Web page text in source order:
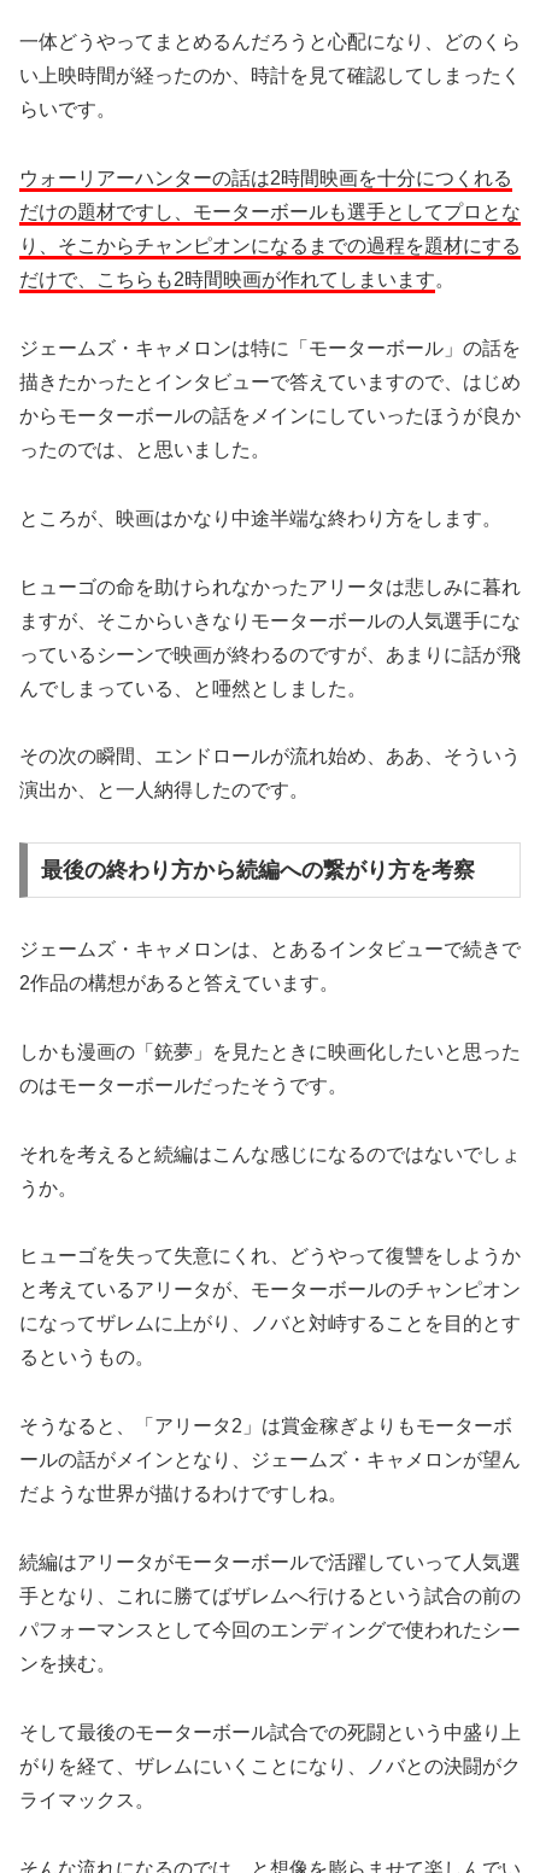
一体どうやってまとめるんだろうと心配になり、どのくら
い上映時間が経ったのか、時計を見て確認してしまったく
らいです。
ウォーリアーハンターの話は2時間映画を十分につくれる
だけの題材ですし、モーターボールも選手としてプロとな
り、そこからチャンピオンになるまでの過程を題材にする
だけで、こちらも2時間映画が作れてしまいます。
ジェームズ・キャメロンは特に「モーターボール」の話を
描きたかったとインタビューで答えていますので、はじめ
からモーターボールの話をメインにしていったほうが良か
ったのでは、と思いました。
ところが、映画はかなり中途半端な終わり方をします。
ヒューゴの命を助けられなかったアリータは悲しみに暮れ
ますが、そこからいきなりモーターボールの人気選手にな
っているシーンで映画が終わるのですが、あまりに話が飛
んでしまっている、と唖然としました。
その次の瞬間、エンドロールが流れ始め、ああ、そういう
演出か、と一人納得したのです。
最後の終わり方から続編への繋がり方を考察
ジェームズ・キャメロンは、とあるインタビューで続きで
2作品の構想があると答えています。
しかも漫画の「銃夢」を見たときに映画化したいと思った
のはモーターボールだったそうです。
それを考えると続編はこんな感じになるのではないでしょ
うか。
ヒューゴを失って失意にくれ、どうやって復讐をしようか
と考えているアリータが、モーターボールのチャンピオン
になってザレムに上がり、ノバと対峙することを目的とす
るというもの。
そうなると、「アリータ2」は賞金稼ぎよりもモーターボ
ールの話がメインとなり、ジェームズ・キャメロンが望ん
だような世界が描けるわけですしね。
続編はアリータがモーターボールで活躍していって人気選
手となり、これに勝てばザレムへ行けるという試合の前の
パフォーマンスとして今回のエンディングで使われたシー
ンを挟む。
そして最後のモーターボール試合での死闘という中盛り上
がりを経て、ザレムにいくことになり、ノバとの決闘がク
ライマックス。
そんな流れになるのでは、と想像を膨らませて楽しんでい